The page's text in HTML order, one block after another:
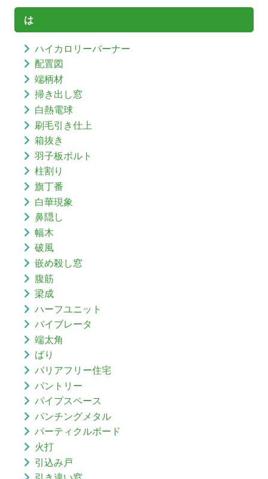
は
ハイカロリーバーナー
配置図
端柄材
掃き出し窓
白熱電球
刷毛引き仕上
箱抜き
羽子板ボルト
柱割り
旗丁番
白華現象
鼻隠し
幅木
破風
嵌め殺し窓
腹筋
梁成
ハーフユニット
バイブレータ
端太角
ばり
バリアフリー住宅
パントリー
パイプスペース
パンチングメタル
パーティクルボード
火打
引込み戸